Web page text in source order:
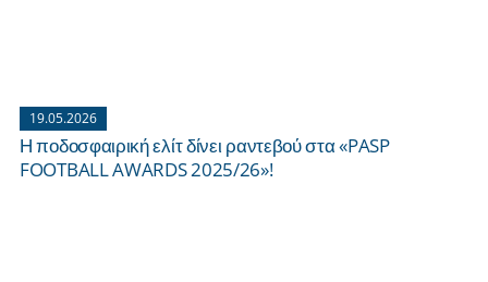
19.05.2026
Η ποδοσφαιρική ελίτ δίνει ραντεβού στα «PASP
FOOTBALL AWARDS 2025/26»!